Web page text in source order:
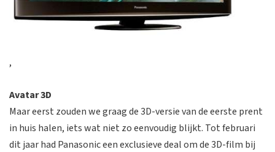
,
Avatar 3D
Maar eerst zouden we graag de 3D-versie van de eerste prent
in huis halen, iets wat niet zo eenvoudig blijkt. Tot februari
dit jaar had Panasonic een exclusieve deal om de 3D-film bij